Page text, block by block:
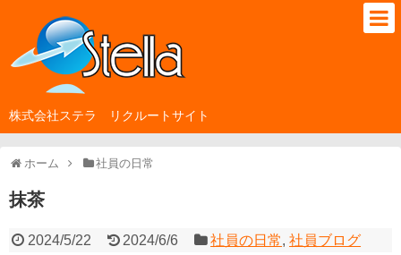
株式会社ステラ リクルートサイト
ホーム 社員の日常
抹茶
2024/5/22 2024/6/6 社員の日常,社員ブログ